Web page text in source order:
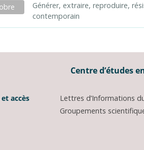
Générer, extraire, reproduire,
contemporain
Centre d’études
accès
Lettres d’Informations
Groupements